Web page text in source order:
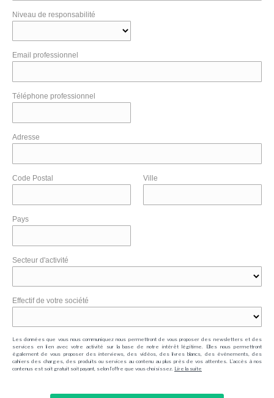
Niveau de responsabilité
Email professionnel
Téléphone professionnel
Adresse
Code Postal Ville
Pays
Secteur d'activité
Effectif de votre société
Les données que vous nous communiquez nous permettront de vous proposer des newsletters et des
services en lien avec votre activité sur la base de notre intérêt légitime. Elles nous permettront
également de vous proposer des interviews, des vidéos, des livres blancs, des événements, des
cahiers des charges, des produits ou services au contenu au plus près de vos attentes. L'accès à nos
contenus est soit gratuit soit payant, selon l'offre que vous choisissez. Lire la suite